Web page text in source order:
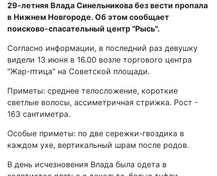
29-летняя Влада Синельникова без вести пропала
в Нижнем Новгороде. Об этом сообщает
поисково-спасательный центр "Рысь".
Согласно информации, в последний раз девушку
видели 13 июня в 16.00 возле торгового центра
"Жар-птица" на Советской площади.
Приметы: среднее телосложение, короткие
светлые волосы, ассиметричная стрижка. Рост -
163 сантиметра.
Особые приметы: по две сережки-гвоздика в
каждом ухе, вертикальный шрам после родов.
В день исчезновения Влада была одета в